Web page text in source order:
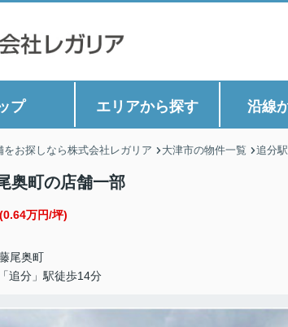
プ エリアから探す 沿線
をお探しなら株式会社レガリア 大津市の物件一覧 追分駅
奥町の店舗一部
(0.64万円/坪)
尾奥町
追分」駅徒歩14分